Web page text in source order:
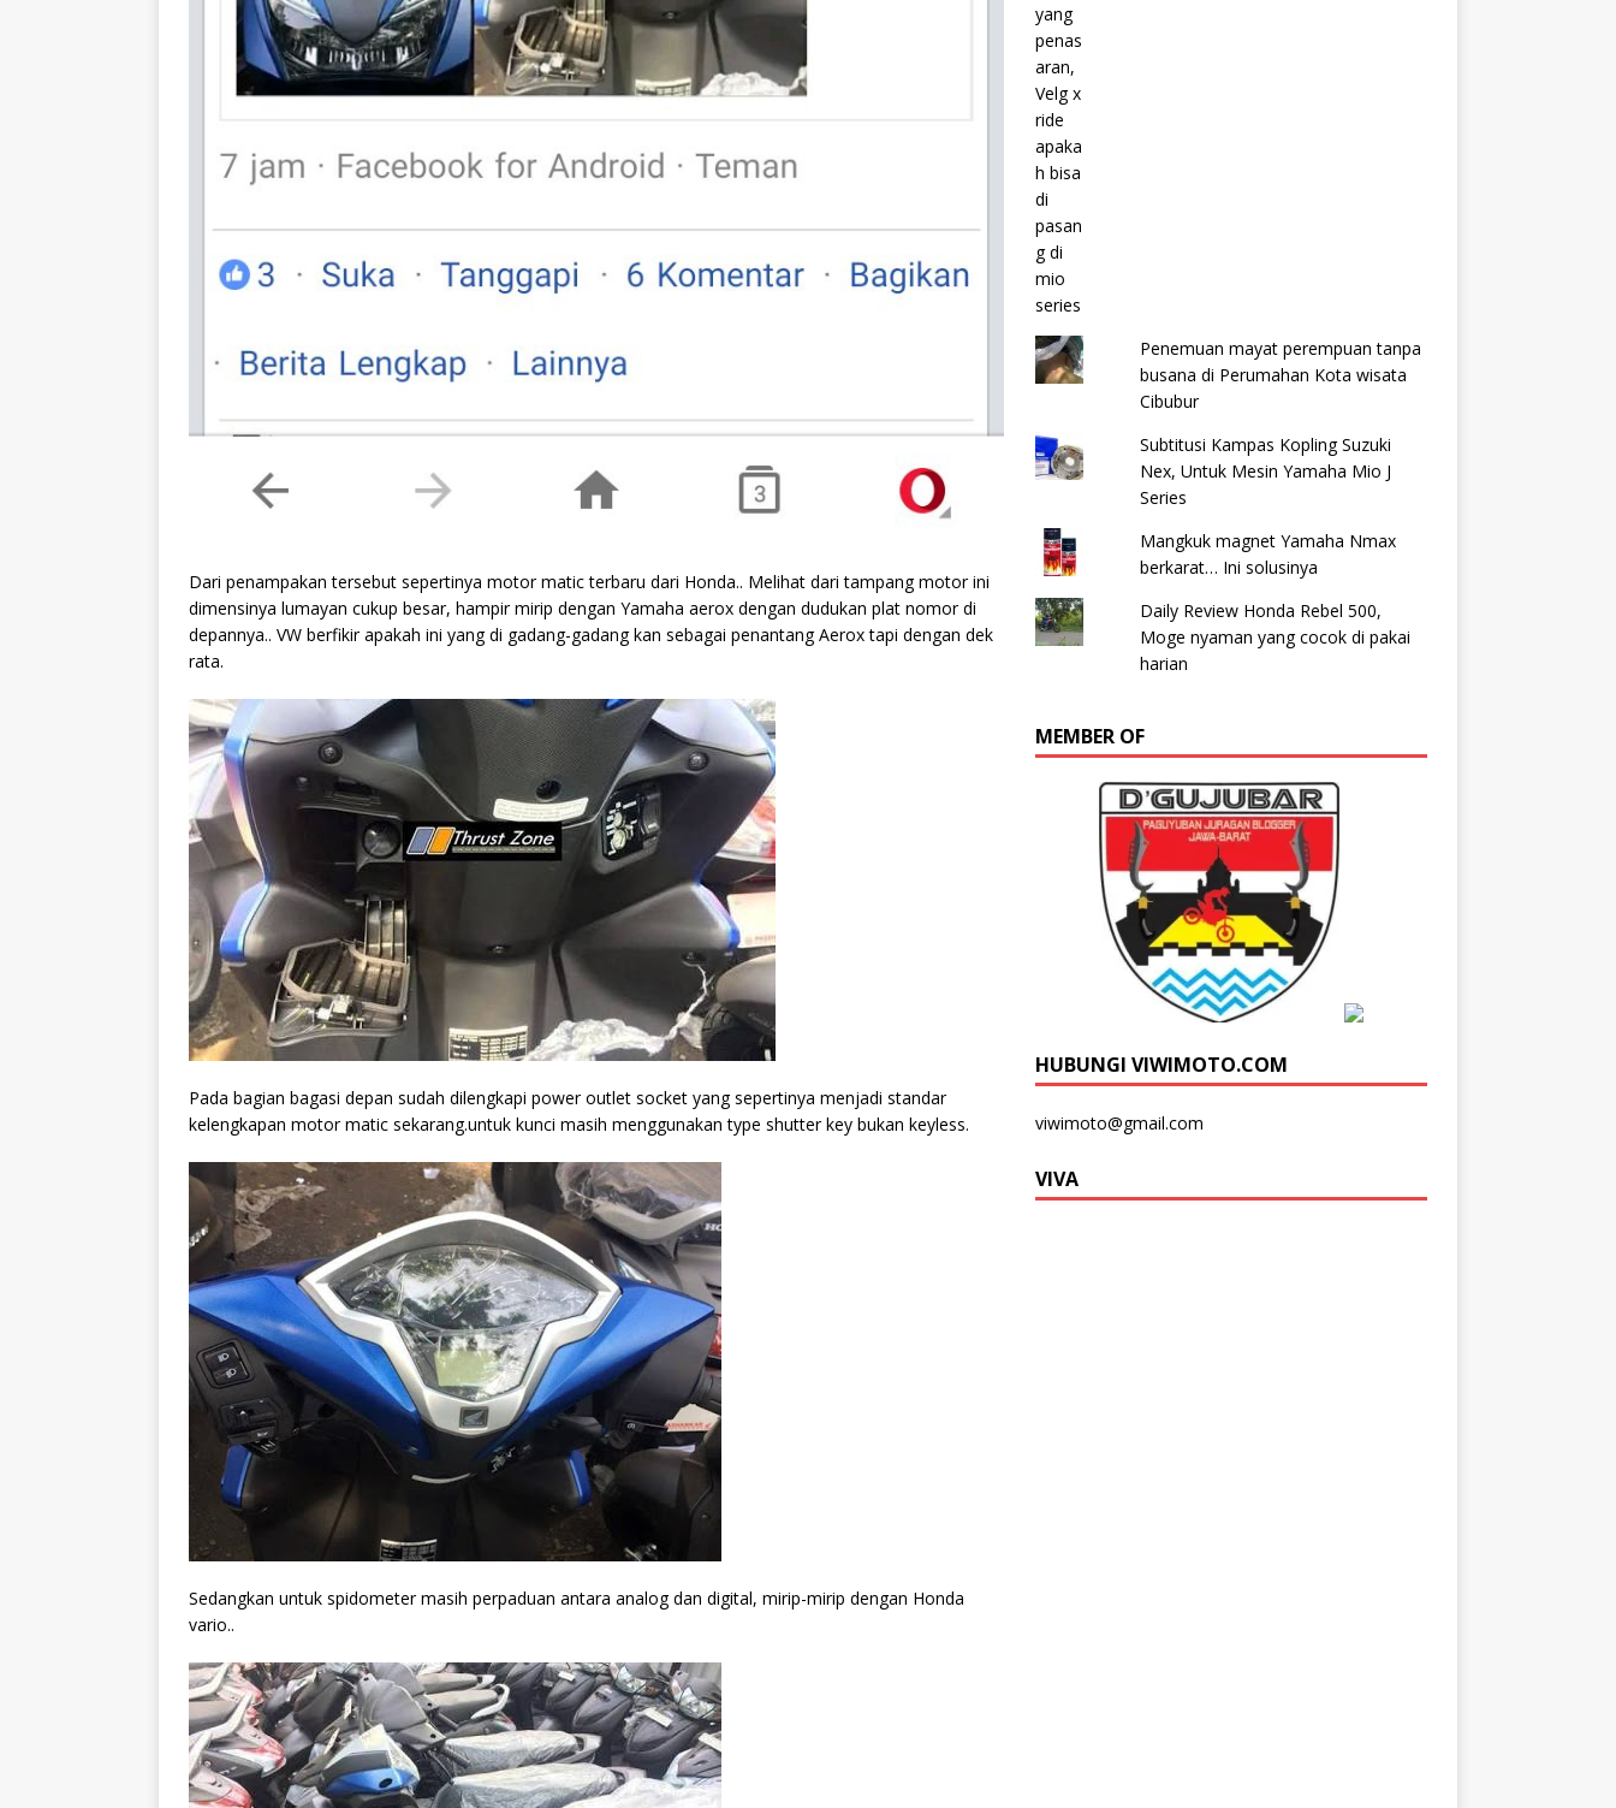
Dari penampakan tersebut sepertinya motor matic terbaru dari Honda.. Melihat dari tampang motor ini
dimensinya lumayan cukup besar, hampir mirip dengan Yamaha aerox dengan dudukan plat nomor di
depannya.. VW berfikir apakah ini yang di gadang-gadang kan sebagai penantang Aerox tapi dengan dek
rata.
Pada bagian bagasi depan sudah dilengkapi power outlet socket yang sepertinya menjadi standar
kelengkapan motor matic sekarang.untuk kunci masih menggunakan type shutter key bukan keyless.
Sedangkan untuk spidometer masih perpaduan antara analog dan digital, mirip-mirip dengan Honda
vario..
Penemuan mayat perempuan tanpa
busana di Perumahan Kota wisata
Cibubur
Subtitusi Kampas Kopling Suzuki
Nex, Untuk Mesin Yamaha Mio J
Series
Mangkuk magnet Yamaha Nmax
berkarat… Ini solusinya
Daily Review Honda Rebel 500,
Moge nyaman yang cocok di pakai
harian
MEMBER OF
HUBUNGI VIWIMOTO.COM
viwimoto@gmail.com
VIVA